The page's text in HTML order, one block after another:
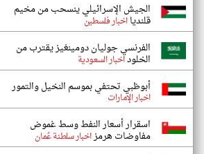
الجيش الإسرائيلي ينسحب من مخيم
قلنديااخبار فلسطين
الفرنسي جوليان دومينغيز يقترب من
الخلوداخبار السعودية
أبوظبي تحتفي بموسم النخيل والتمور
اخبار الإمارات
اسقرار أسعار النفط وسط غموض
مفاوضات هرمزاخبار سلطنة عُمان